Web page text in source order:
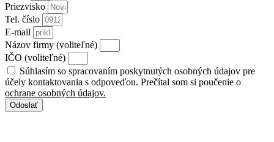
Priezvisko
Tel. číslo
E-mail
Názov firmy (voliteľné)
IČO (voliteľné)
Súhlasím so spracovaním poskytnutých osobných údajov pre
účely kontaktovania s odpoveďou. Prečítal som si poučenie o
ochrane osobných údajov.
Odoslať